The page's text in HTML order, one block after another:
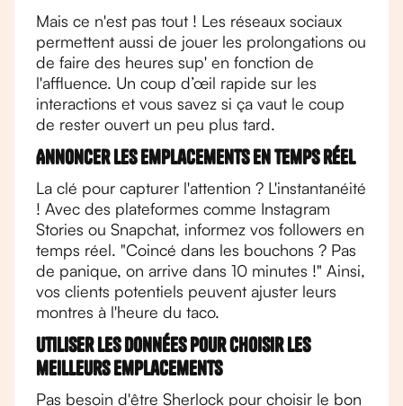
Mais ce n'est pas tout ! Les réseaux sociaux
permettent aussi de jouer les prolongations ou
de faire des heures sup' en fonction de
l'affluence. Un coup d’œil rapide sur les
interactions et vous savez si ça vaut le coup
de rester ouvert un peu plus tard.
Annoncer les emplacements en temps réel
La clé pour capturer l'attention ? L'instantanéité
! Avec des plateformes comme Instagram
Stories ou Snapchat, informez vos followers en
temps réel. "Coincé dans les bouchons ? Pas
de panique, on arrive dans 10 minutes !" Ainsi,
vos clients potentiels peuvent ajuster leurs
montres à l'heure du taco.
Utiliser les données pour choisir les
meilleurs emplacements
Pas besoin d'être Sherlock pour choisir le bon